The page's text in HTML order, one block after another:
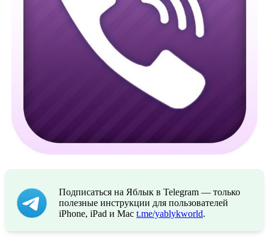
Подписаться на Яблык в Telegram — только
полезные инструкции для пользователей
iPhone, iPad и Mac t.me/yablykworld.